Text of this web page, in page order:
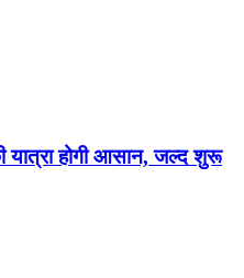
यात्रा होगी आसान, जल्द शुरू